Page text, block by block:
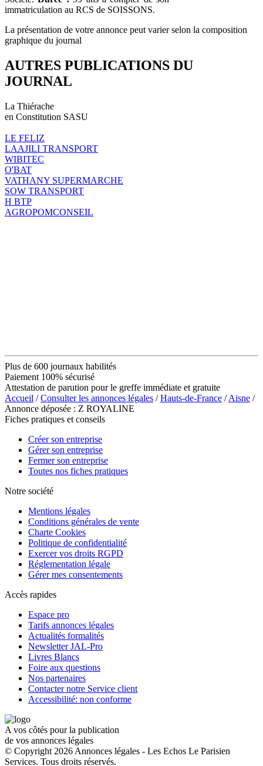
immatriculation au RCS de SOISSONS.
La présentation de votre annonce peut varier selon la composition
graphique du journal
AUTRES PUBLICATIONS DU
JOURNAL
La Thiérache
en Constitution SASU
LE FELIZ
LAAJILI TRANSPORT
WIBITEC
O'BAT
VATHANY SUPERMARCHE
SOW TRANSPORT
H BTP
AGROPOMCONSEIL
Plus de 600 journaux habilités
Paiement 100% sécurisé
Attestation de parution pour le greffe immédiate et gratuite
Accueil /Consulter les annonces légales /Hauts-de-France /Aisne /
Annonce déposée : Z ROYALINE
Fiches pratiques et conseils
Créer son entreprise
Gérer son entreprise
Fermer son entreprise
Toutes nos fiches pratiques
Notre société
Mentions légales
Conditions générales de vente
Charte Cookies
Politique de confidentialité
Exercer vos droits RGPD
Réglementation légale
Gérer mes consentements
Accès rapides
Espace pro
Tarifs annonces légales
Actualités formalités
Newsletter JAL-Pro
Livres Blancs
Foire aux questions
Nos partenaires
Contacter notre Service client
Accessibilité: non conforme
A vos côtés pour la publication
de vos annonces légales
© Copyright 2026 Annonces légales - Les Echos Le Parisien
Services. Tous droits réservés.